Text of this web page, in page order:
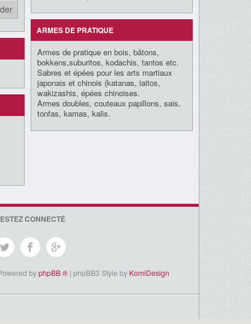
ARMES DE PRATIQUE
Armes de pratique en bois, bâtons,
bokkens,suburitos, kodachis, tantos etc.
Sabres et épées pour les arts martiaux
japonais et chinois (katanas, iaitos,
wakizashis, épées chinoises.
Armes doubles, couteaux papillons, sais,
tonfas, kamas, kalis.
CONNECTÉ
byphpBB ® | phpBB3 Style by KomiDesign